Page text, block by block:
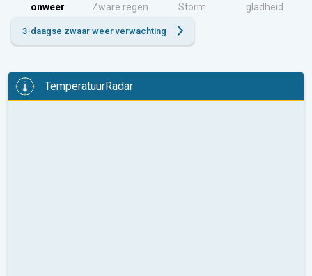
onweer Zware regen Storm gladheid
3-daagse zwaar weer verwachting
TemperatuurRadar